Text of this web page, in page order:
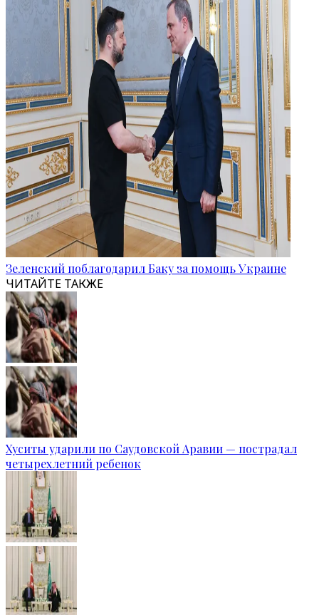
Зеленский поблагодарил Баку за помощь Украине
ЧИТАЙТЕ ТАКЖЕ
Хуситы ударили по Саудовской Аравии — пострадал
четырехлетний ребенок